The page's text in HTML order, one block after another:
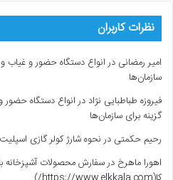
نظرات کاربران
امیر رمضانی درانواع دستگاه حضور و غیاب و
سازمان‌ها
فیروزه طباطبایی نژاد درانواع دستگاه حضور
گزینه برای سازمان‌ها
رحیم حکمتی درنحوه شارژ کولر گازی اسپلیت r22
اهورا ماهرخ درسفارش محصولات آشپزخانه